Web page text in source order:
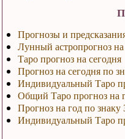
Прогнозы и
Лунный астропрогноз на
Таро прогноз на сегодня
Прогноз на сегодня по
Индивидуальный Таро
Общий Таро прогноз на
Прогноз на год по знаку
Индивидуальный Таро